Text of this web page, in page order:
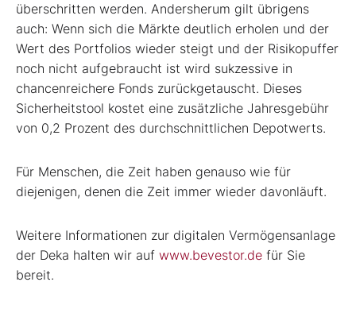
überschritten werden. Andersherum gilt übrigens
auch: Wenn sich die Märkte deutlich erholen und der
Wert des Portfolios wieder steigt und der Risikopuffer
noch nicht aufgebraucht ist wird sukzessive in
chancenreichere Fonds zurückgetauscht. Dieses
Sicherheitstool kostet eine zusätzliche Jahresgebühr
von 0,2 Prozent des durchschnittlichen Depotwerts.
Für Menschen, die Zeit haben genauso wie für
diejenigen, denen die Zeit immer wieder davonläuft.
Weitere Informationen zur digitalen Vermögensanlage
der Deka halten wir auf www.bevestor.de für Sie
bereit.